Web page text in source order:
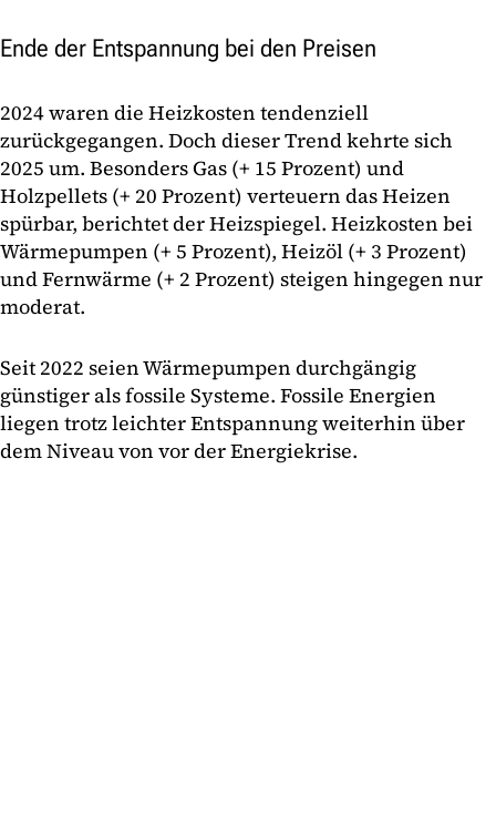
Ende der Entspannung bei den Preisen
2024 waren die Heizkosten tendenziell
zurückgegangen. Doch dieser Trend kehrte sich
2025 um. Besonders Gas (+ 15 Prozent) und
Holzpellets (+ 20 Prozent) verteuern das Heizen
spürbar, berichtet der Heizspiegel. Heizkosten bei
Wärmepumpen (+ 5 Prozent), Heizöl (+ 3 Prozent)
und Fernwärme (+ 2 Prozent) steigen hingegen nur
moderat.
Seit 2022 seien Wärmepumpen durchgängig
günstiger als fossile Systeme. Fossile Energien
liegen trotz leichter Entspannung weiterhin über
dem Niveau von vor der Energiekrise.